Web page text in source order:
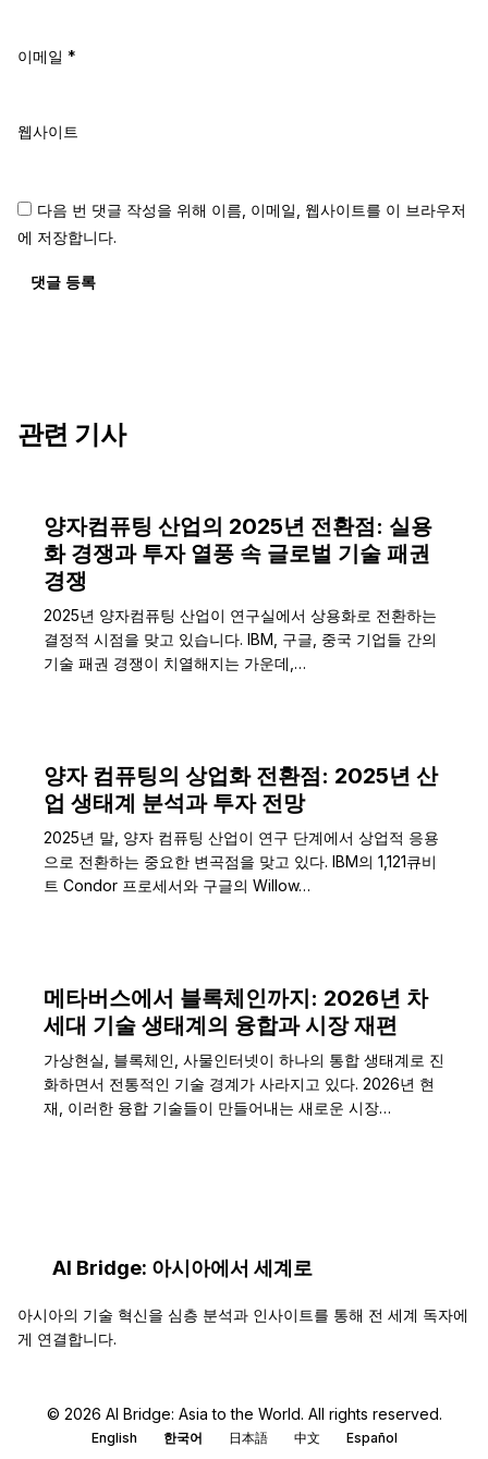
이메일 *
웹사이트
다음 번 댓글 작성을 위해 이름, 이메일, 웹사이트를 이 브라우저
에 저장합니다.
댓글 등록
관련 기사
양자컴퓨팅 산업의 2025년 전환점: 실용
화 경쟁과 투자 열풍 속 글로벌 기술 패권
경쟁
2025년 양자컴퓨팅 산업이 연구실에서 상용화로 전환하는
결정적 시점을 맞고 있습니다. IBM, 구글, 중국 기업들 간의
기술 패권 경쟁이 치열해지는 가운데,…
양자 컴퓨팅의 상업화 전환점: 2025년 산
업 생태계 분석과 투자 전망
2025년 말, 양자 컴퓨팅 산업이 연구 단계에서 상업적 응용
으로 전환하는 중요한 변곡점을 맞고 있다. IBM의 1,121큐비
트 Condor 프로세서와 구글의 Willow…
메타버스에서 블록체인까지: 2026년 차
세대 기술 생태계의 융합과 시장 재편
가상현실, 블록체인, 사물인터넷이 하나의 통합 생태계로 진
화하면서 전통적인 기술 경계가 사라지고 있다. 2026년 현
재, 이러한 융합 기술들이 만들어내는 새로운 시장…
AI Bridge: 아시아에서 세계로
아시아의 기술 혁신을 심층 분석과 인사이트를 통해 전 세계 독자에
게 연결합니다.
© 2026 AI Bridge: Asia to the World. All rights reserved.
English 한국어 日本語 中文 Español